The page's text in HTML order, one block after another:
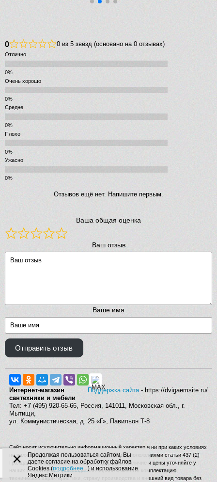
0 0 из 5 звёзд (основано на 0 отзывах)
Отлично
Очень хорошо
Средне
Плохо
Ужасно
Отзывов ещё нет. Напишите первым.
Ваша общая оценка
Ваш отзыв
Ваше имя
Отправить отзыв
Поддержка сайта- https://dvigaemsite.ru/
Интернет-магазин
сантехники и мебели
Тел: +7 (495) 920-65-66, Россия, 141011, Московская обл., г.
Мытищи,
ул. Коммунистическая, д. 25 «Г», Павильон Т-8
Сайт носит исключительно информационный характер и ни при каких условиях
не является публичной офертой, определяемой положениями статьи 437 (2)
Гражданского кодекса Российской Федерации. Наличие и цены уточняйте у
наших операторов. Производитель вправе изменять комплектацию,
технические характеристики, страну производства и внешний вид товара без
×
Продолжая пользоваться сайтом, Вы
даете согласие на обработку файлов
Cookies (подробнее...) и использование
Яндекс.Метрики